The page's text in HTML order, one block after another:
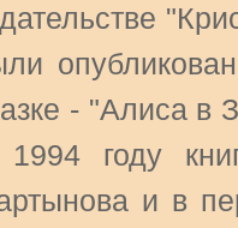
- "Алиса в
году
и в